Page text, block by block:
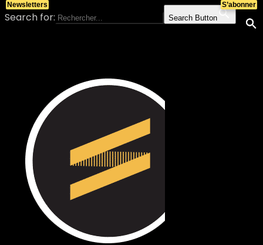
Search for: Search Button
S’abonner
Newsletters